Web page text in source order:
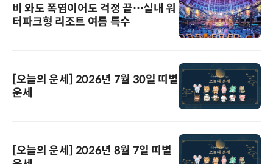
비 와도 폭염이어도 걱정 끝…실내 워
터파크형 리조트 여름 특수
[오늘의 운세] 2026년 7월 30일 띠별
운세
[오늘의 운세] 2026년 8월 7일 띠별